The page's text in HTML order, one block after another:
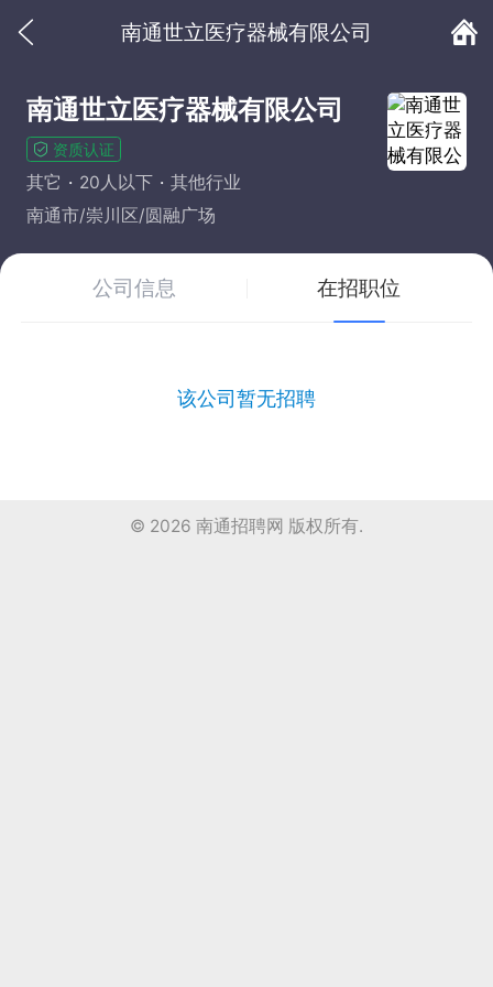
南通世立医疗器械有限公司
南通世立医疗器械有限公司
资质认证
其它 20人以下
其他行业
南通市/崇川区/圆融广场
公司信息 在招职位
该公司暂无招聘
© 2026 南通招聘网 版权所有.